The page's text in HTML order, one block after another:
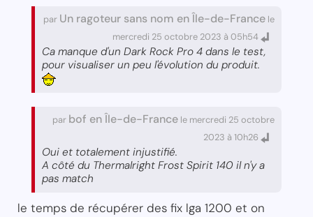
par Un ragoteur sans nom en Île-de-France le
mercredi 25 octobre 2023 à 05h54
Ca manque d'un Dark Rock Pro 4 dans le test,
pour visualiser un peu l'évolution du produit.
par bof en Île-de-France le mercredi 25 octobre
2023 à 10h26
Oui et totalement injustifié.
A côté du Thermalright Frost Spirit 140 il n'y a
pas match
le temps de récupérer des fix lga 1200 et on